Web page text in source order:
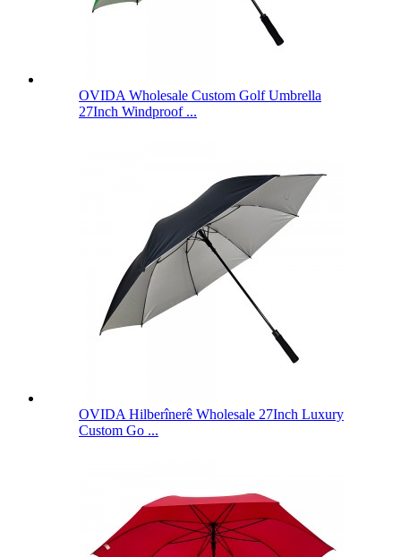
OVIDA Wholesale Custom Golf Umbrella
27Inch Windproof ...
OVIDA Hilberînerê Wholesale 27Inch Luxury
Custom Go ...